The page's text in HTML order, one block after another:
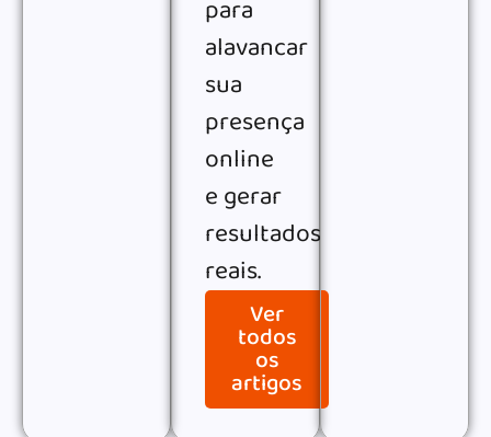
para
alavancar
sua
presença
online
e gerar
resultados
reais.
Ver
todos
os
artigos